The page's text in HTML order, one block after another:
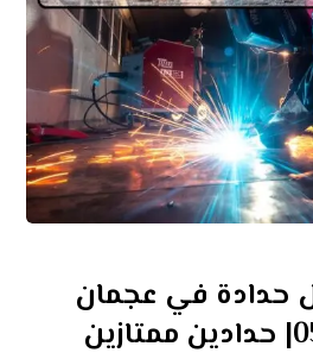
حدادة في عجمان